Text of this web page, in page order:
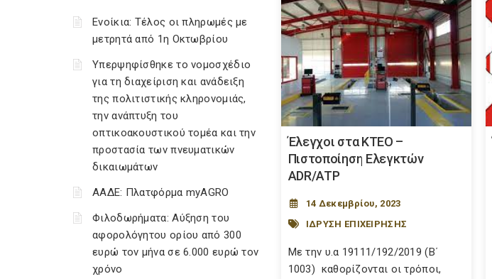
Ενοίκια: Τέλος οι πληρωμές με
μετρητά από 1η Οκτωβρίου
Υπερψηφίσθηκε το νομοσχέδιο
για τη διαχείριση και ανάδειξη
της πολιτιστικής κληρονομιάς,
την ανάπτυξη του
οπτικοακουστικού τομέα και την
προστασία των πνευματικών
δικαιωμάτων
ΑΑΔΕ: Πλατφόρμα myAGRO
Φιλοδωρήματα: Αύξηση του
αφορολόγητου ορίου από 300
ευρώ τον μήνα σε 6.000 ευρώ τον
χρόνο
Έλεγχοι στα ΚΤΕΟ –
Πιστοποίηση Ελεγκτών
ADR/ATP
14 Δεκεμβρίου, 2023
ΙΔΡΥΣΗ ΕΠΙΧΕΙΡΗΣΗΣ
Με την υ.α 19111/192/2019 (Β΄
1003) καθορίζονται οι τρόποι,